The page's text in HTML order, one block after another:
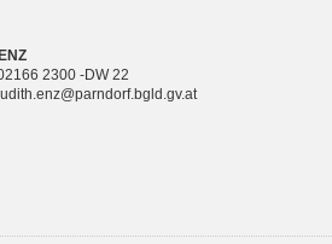
2300 -DW 22